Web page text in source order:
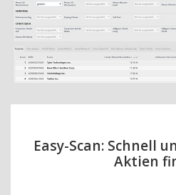
Easy-Scan: Schnell
Aktien